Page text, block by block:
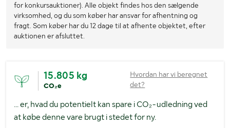
for konkursauktioner). Alle objekt findes hos den sælgende
virksomhed, og du som køber har ansvar for afhentning og
fragt. Som køber har du 12 dage til at afhente objektet, efter
auktionen er afsluttet.
15.805 kg
CO₂e
Hvordan har vi beregnet
det?
... er, hvad du potentielt kan spare i CO₂-udledning ved
at købe denne vare brugt i stedet for ny.